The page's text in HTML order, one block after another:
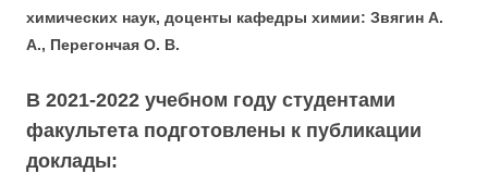
химических наук, доценты кафедры химии: Звягин А.
А., Перегончая О. В.
В 2021-2022 учебном году студентами
факультета подготовлены к публикации
доклады: